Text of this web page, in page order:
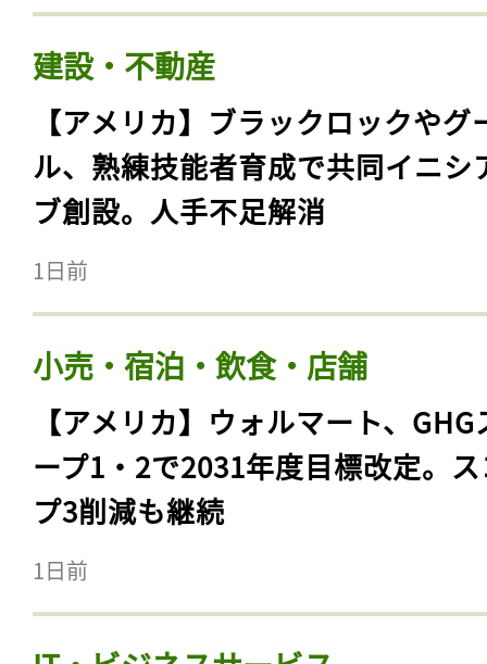
建設・不動産
【アメリカ】ブラックロックやグ
ル、熟練技能者育成で共同イニシ
ブ創設。人手不足解消
1日前
小売・宿泊・飲食・店舗
【アメリカ】ウォルマート、GHG
ープ1・2で2031年度目標改定。
プ3削減も継続
1日前